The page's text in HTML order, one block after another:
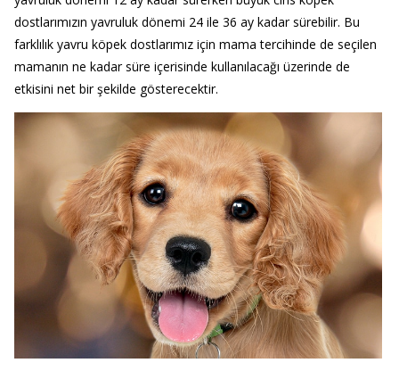
dostlarımızın yavruluk dönemi 24 ile 36 ay kadar sürebilir. Bu
farklılık yavru köpek dostlarımız için mama tercihinde de seçilen
mamanın ne kadar süre içerisinde kullanılacağı üzerinde de
etkisini net bir şekilde gösterecektir.